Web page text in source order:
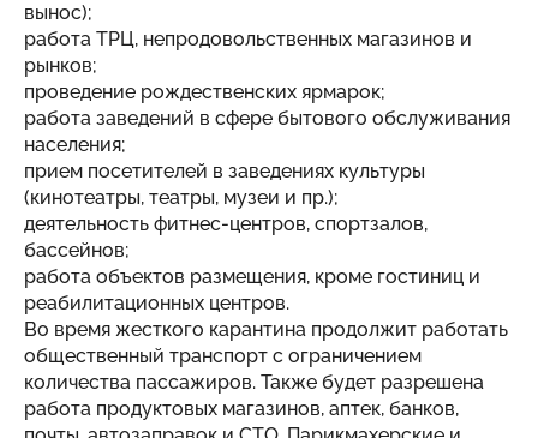
вынос);
работа ТРЦ, непродовольственных магазинов и
рынков;
проведение рождественских ярмарок;
работа заведений в сфере бытового обслуживания
населения;
прием посетителей в заведениях культуры
(кинотеатры, театры, музеи и пр.);
деятельность фитнес-центров, спортзалов,
бассейнов;
работа объектов размещения, кроме гостиниц и
реабилитационных центров.
Во время жесткого карантина продолжит работать
общественный транспорт с ограничением
количества пассажиров. Также будет разрешена
работа продуктовых магазинов, аптек, банков,